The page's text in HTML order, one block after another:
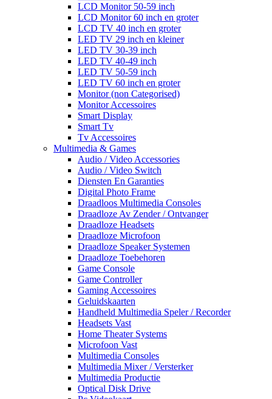
LCD Monitor 50-59 inch
LCD Monitor 60 inch en groter
LCD TV 40 inch en groter
LED TV 29 inch en kleiner
LED TV 30-39 inch
LED TV 40-49 inch
LED TV 50-59 inch
LED TV 60 inch en groter
Monitor (non Categorised)
Monitor Accessoires
Smart Display
Smart Tv
Tv Accessoires
Multimedia & Games
Audio / Video Accessories
Audio / Video Switch
Diensten En Garanties
Digital Photo Frame
Draadloos Multimedia Consoles
Draadloze Av Zender / Ontvanger
Draadloze Headsets
Draadloze Microfoon
Draadloze Speaker Systemen
Draadloze Toebehoren
Game Console
Game Controller
Gaming Accessoires
Geluidskaarten
Handheld Multimedia Speler / Recorder
Headsets Vast
Home Theater Systems
Microfoon Vast
Multimedia Consoles
Multimedia Mixer / Versterker
Multimedia Productie
Optical Disk Drive